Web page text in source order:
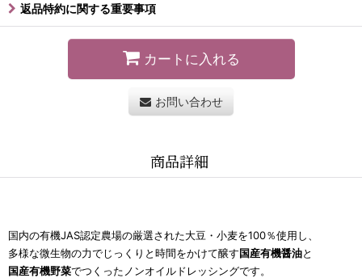
返品特約に関する重要事項
カートに入れる
お問い合わせ
商品詳細
国内の有機JAS認定農場の厳選された大豆・小麦を100％使用し、
多様な微生物の力でじっくりと時間をかけて醸す国産有機醤油と
国産有機野菜でつくったノンオイルドレッシングです。